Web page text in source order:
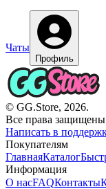
Чаты
Профиль
© GG.Store, 2026.
Все права защищены
Написать в
Покупателям
ГлавнаяКаталог
Информация
О насFAQКонтакты